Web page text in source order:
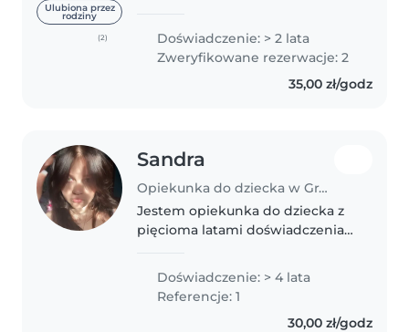
Ulubiona przez
rodziny
(2)
caring and love playing with
children .I am also very friendly
around children .For more..
Doświadczenie: > 2 lata
Zweryfikowane rezerwacje: 2
35,00 zł/godz
Sandra
Opiekunka do dziecka w Granowo
Jestem opiekunka do dziecka z
pięcioma latami doświadczenia
maturalnej. Uwielbiam spędzać
czas z dziećmi, pomagając im..
Doświadczenie: > 4 lata
Referencje: 1
30,00 zł/godz